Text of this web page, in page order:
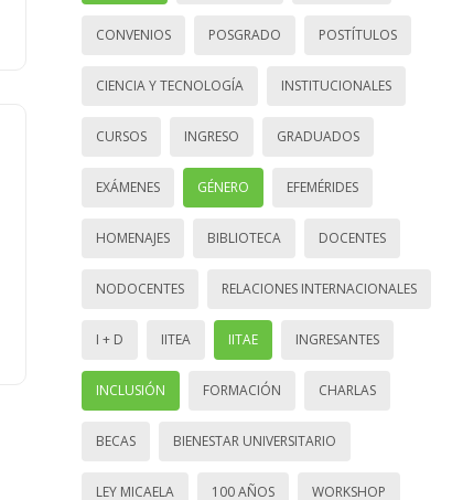
CONVENIOS POSGRADO POSTÍTULOS
CIENCIA Y TECNOLOGÍA INSTITUCIONALES
CURSOS INGRESO GRADUADOS
EXÁMENES GÉNERO EFEMÉRIDES
HOMENAJES BIBLIOTECA DOCENTES
NODOCENTES RELACIONES INTERNACIONALES
I + D IITEA IITAE INGRESANTES
INCLUSIÓN FORMACIÓN CHARLAS
BECAS BIENESTAR UNIVERSITARIO
LEY MICAELA 100 AÑOS WORKSHOP